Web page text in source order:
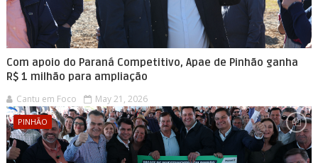
Com apoio do Paraná Competitivo, Apae de Pinhão ganha
R$ 1 milhão para ampliação
Cantu em Foco May 21, 2026
PINHÃO